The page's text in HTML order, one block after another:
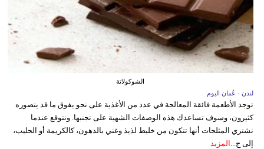
الشوكولاتة
لندن - عُمان اليوم
توجد الأطعمة فائقة المعالجة في عدد من الأغذية على نحو يفوق ما قد يتصوره
كثيرون، وسوف تساعدك هذه الوصفات الشهية على تجنبها. ونتوقع عندما
نشتري المثلجات أنها تتكون من خليط لذيذ وغني بالدهون، كالكريمة أو الحليب،
إلى ج... المزيد